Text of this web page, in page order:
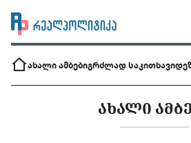
ახალი ამბებიგრძლად საკითხავი
ᲐᲮᲐᲚᲘ